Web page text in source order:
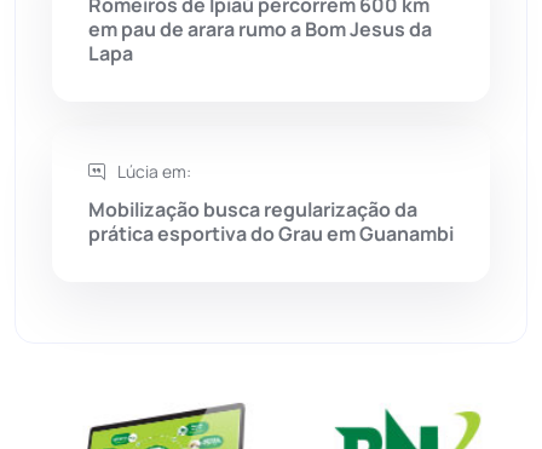
Tanhaçu
em pau de arara rumo a Bom Jesus da
Lapa
Lúcia em:
Mobilização busca regularização da
prática esportiva do Grau em Guanambi